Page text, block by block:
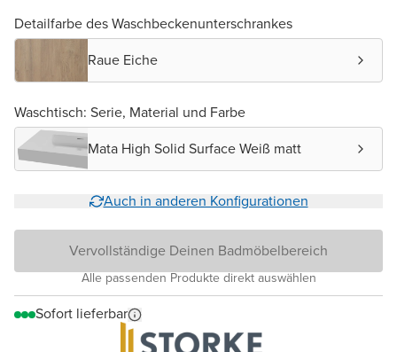
Detailfarbe des Waschbeckenunterschrankes
Raue Eiche
Waschtisch: Serie, Material und Farbe
Mata High Solid Surface Weiß matt
Auch in anderen Konfigurationen
Vervollständige Deinen Badmöbelbereich
Alle passenden Produkte direkt auswählen
Sofort lieferbar